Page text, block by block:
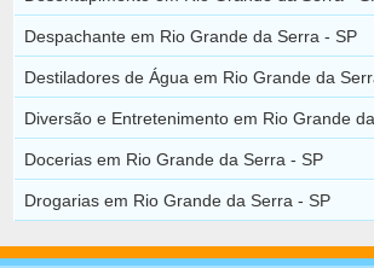
Despachante em Rio Grande da Serra - SP
Destiladores de Água em Rio Grande da
Diversão e Entretenimento em Rio Grande
Docerias em Rio Grande da Serra - SP
Drogarias em Rio Grande da Serra - SP